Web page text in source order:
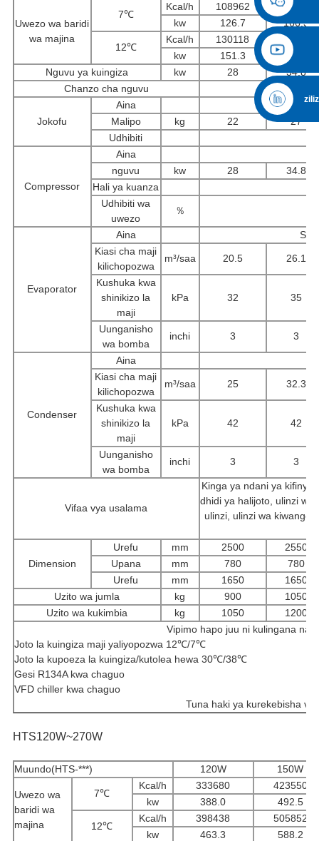
Uwezo wa baridi
wa majina
7℃
Kcal/h 108962
143018
kw
126.7 166.3
12℃
Kcal/h 130118
170796
kw
151.3
198.6
Nguvu ya kuingiza
kw 28
34.8
Chanzo cha nguvu
Jokofu
Aina
Malipo
kg 22
27
Udhibiti
Compressor
Aina
nguvu
kw 28
34.8
Hali ya kuanza
Udhibiti wa
uwezo
％
Evaporator
Aina
Kiasi cha maji
kilichopozwa
m³/saa 20.5 26.1
Kushuka kwa
shinikizo la
maji
kPa 32 35
Uunganisho
wa bomba
inchi 3 3
Condenser
Aina
Kiasi cha maji
kilichopozwa
m³/saa 25 32.3
Kushuka kwa
shinikizo la
maji
kPa 42 42
Uunganisho
wa bomba
inchi 3 3
Vifaa vya usalama
Kinga ya ndani ya
dhidi ya halijoto, ulinzi wa
ulinzi, ulinzi wa kiwango
Dimension
Urefu mm 2500
2550
Upana
mm 780
780
Urefu
mm 1650
1650
Uzito wa jumla
kg 900
1050
Uzito wa kukimbia
kg 1050
1200
Vipimo hapo juu ni kulingana na
Joto la kuingiza maji yaliyopozwa 12℃/7℃
Joto la kupoeza la kuingiza/kutolea hewa 30℃/38℃
Gesi R134A kwa chaguo
VFD chiller kwa chaguo
Tuna haki ya kurekebisha
HTS120W~270W
Muundo(HTS-***) 120W 150W
Uwezo wa
baridi wa
majina
7℃
Kcal/h 333680
423550
kw
388.0 492.5
12℃
Kcal/h 398438
505852
kw
463.3
588.2